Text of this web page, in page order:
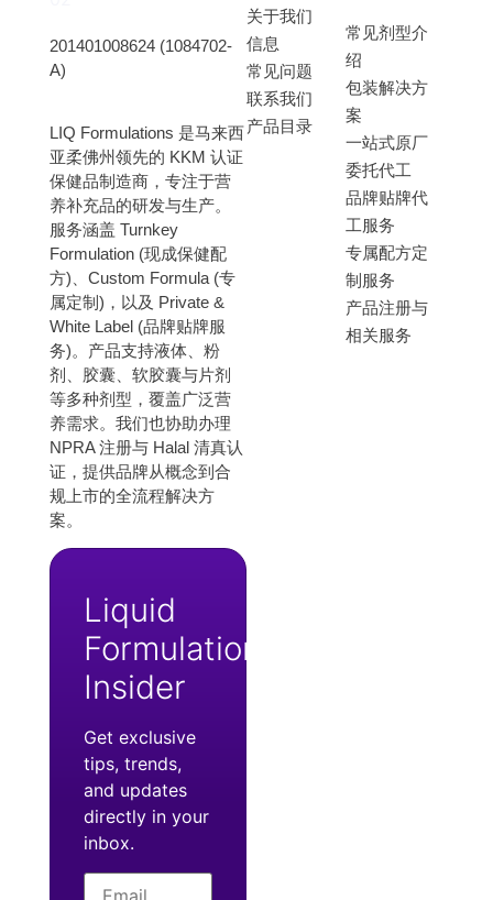
201401008624 (1084702-
A)
LIQ Formulations 是马来西
亚柔佛州领先的 KKM 认证
保健品制造商，专注于营
养补充品的研发与生产。
服务涵盖 Turnkey
Formulation (现成保健配
方)、Custom Formula (专
属定制)，以及 Private &
White Label (品牌贴牌服
务)。 产品支持液体、粉
剂、胶囊、软胶囊与片剂
等多种剂型，覆盖广泛营
养需求。我们也协助办理
NPRA 注册与 Halal 清真认
证，提供品牌从概念到合
规上市的全流程解决方
案。
Liquid
Formulation
Insider
Get exclusive
tips, trends,
and updates
directly in your
inbox.
关于我们
信息
常见问题
联系我们
产品目录
常见剂型介
绍
包装解决方
案
一站式原厂
委托代工
品牌贴牌代
工服务
专属配方定
制服务
产品注册与
相关服务